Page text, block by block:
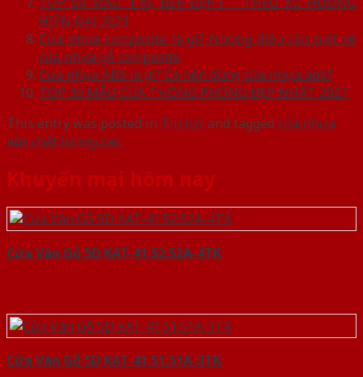
HIỆN ĐẠI 2021
Cửa nhựa composite là gì? Những điều cần biết về
cửa nhựa gỗ composite
Cửa nhựa ABS là gì? Có nên dùng cửa nhựa abs?
TOP 30 MẪU CỬA THÔNG PHÒNG ĐẸP NHẤT 2021
This entry was posted in Tin tứcand tagged cửa nhựa
abs chất lượng cao.
Khuyến mại hôm nay
Cửa Vân Gỗ 5D KAT-41.52.52A-4TK
Cửa Vân Gỗ 5D KAT-41.51.51A-3TK